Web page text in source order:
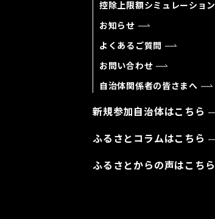
控除上限額シミュレーション
お知らせ
よくあるご質問
お問い合わせ
自治体関係者の皆さまへ
新規参加自治体はこちら
ふるさとコラムはこちら
ふるさとからの声はこちら